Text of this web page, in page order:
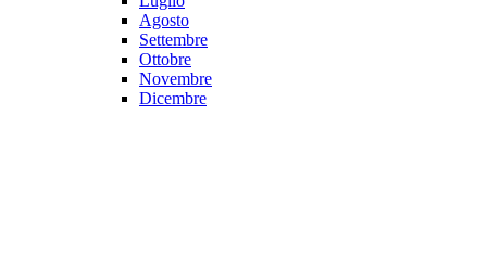
Agosto
Settembre
Ottobre
Novembre
Dicembre